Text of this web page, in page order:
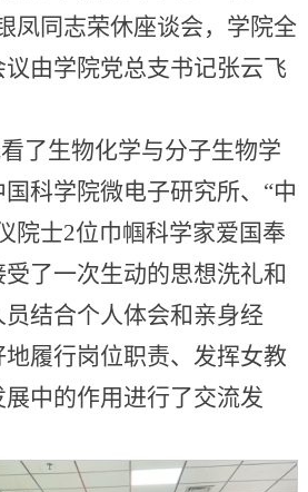
凤同志荣休座谈会，学院全
由学院党总支书记张云飞
了生物化学与分子生物学
科学院微电子研究所、“中
院士2位巾帼科学家爱国奉
了一次生动的思想洗礼和
结合个人体会和亲身经
履行岗位职责、发挥女教
中的作用进行了交流发